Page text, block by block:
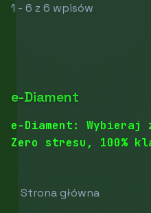
1 - 6 z 6 wpisów
e-Diament
e-Diament: Wybieraj
Zero stresu, 100%
Strona główna